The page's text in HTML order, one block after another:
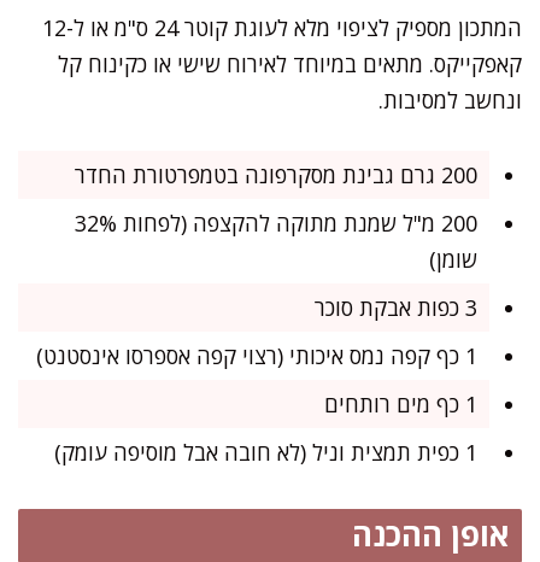
המתכון מספיק לציפוי מלא לעוגת קוטר 24 ס"מ או ל-12
קאפקייקס. מתאים במיוחד לאירוח שישי או כקינוח קל
ונחשב למסיבות.
200 גרם גבינת מסקרפונה בטמפרטורת החדר
200 מ"ל שמנת מתוקה להקצפה (לפחות 32%
שומן)
3 כפות אבקת סוכר
1 כף קפה נמס איכותי (רצוי קפה אספרסו אינסטנט)
1 כף מים רותחים
1 כפית תמצית וניל (לא חובה אבל מוסיפה עומק)
אופן ההכנה